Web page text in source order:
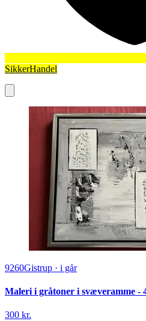
SikkerHandel
9260Gistrup · i går
Maleri i gråtoner i svæveramme -
300 kr.